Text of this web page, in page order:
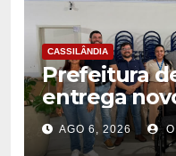
CASSILÂNDIA
Prefeitura
entrega
para
na rede
AGO 6, 2026